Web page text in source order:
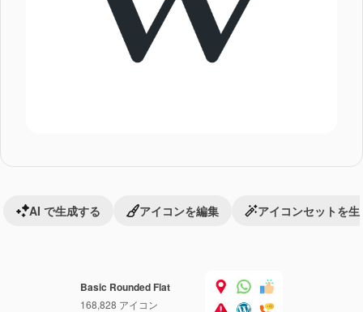
Basic Rounded Flat
168,828 アイコン
AI で生成する アイコンを編集 アイコンセットを生